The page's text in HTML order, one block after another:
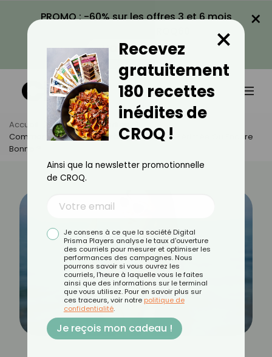
PROMO : -60% sur les offres 3 et 6 mois
VOIR LA PROMO
×
Accueil Actus
Quotidien
Comment Savoir Si Une Crème Solaire Est Périmée Ou Encore
Bonne ?
Recevez
gratuitement
180 recettes
inédites de
CROQ !
×
Ainsi que la newsletter promotionnelle
de CROQ.
Je consens à ce que la société Digital
Prisma Players analyse le taux d'ouverture
des courriels pour mesurer et optimiser les
performances des campagnes. Nous
pourrons savoir si vous ouvrez les
courriels, l'heure à laquelle vous le faites
ainsi que des informations sur le terminal
que vous utilisez. Pour en savoir plus sur
ces traceurs, voir notre politique de
confidentialité.
Je reçois mon cadeau !